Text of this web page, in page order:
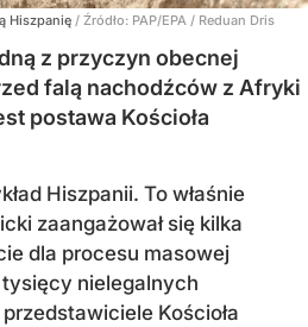
Hiszpanię / Źródło: PAP/EPA / Reduan Dris
z przyczyn obecnej
falą nachodźców z Afryki
postawa Kościoła
Hiszpanii. To właśnie
zaangażował się kilka
dla procesu masowej
nielegalnych
Kościoła